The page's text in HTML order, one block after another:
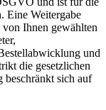
Eine Weitergabe
Ihnen gewählten
und
die gesetzlichen
beschränkt sich auf